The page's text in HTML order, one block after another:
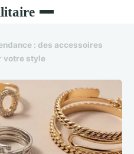
: des accessoires
votre style